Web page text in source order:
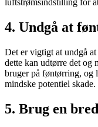
luftstrømsindstilling for
4. Undgå at
Det er vigtigt at undgå
dette kan udtørre det og
bruger på føntørring, og
mindske potentiel skade.
5. Brug en